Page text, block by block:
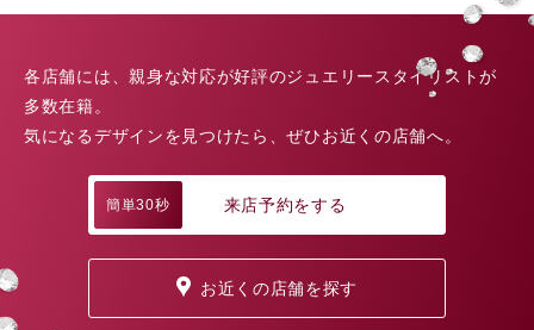
各店舗には、親身な対応が好評のジュエリースタイリストが
多数在籍。
気になるデザインを見つけたら、ぜひお近くの店舗へ。
簡単30秒 来店予約をする
お近くの店舗を探す